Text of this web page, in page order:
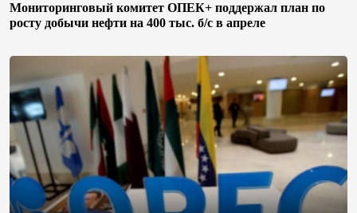
Мониторинговый комитет ОПЕК+ поддержал план по
росту добычи нефти на 400 тыс. б/с в апреле